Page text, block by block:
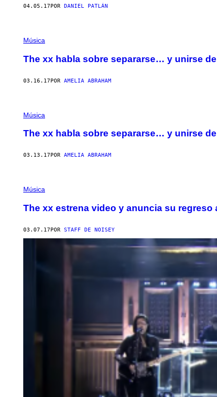
04.05.17 POR DANIEL PATLÁN
Música
The xx habla sobre separarse… y unirse
03.16.17POR AMELIA ABRAHAM
Música
The xx habla sobre separarse… y unirse
03.13.17 POR AMELIA ABRAHAM
Música
The xx estrena video y anuncia su regreso
03.07.17POR STAFF DE NOISEY